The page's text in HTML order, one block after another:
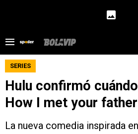
SERIES
Hulu confirmó
How I met your father
La nueva comedia inspirada